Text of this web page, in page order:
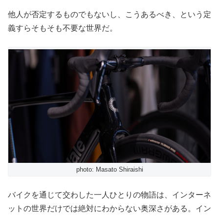
他人が否定するものでもないし、こうあるべき、という定
義すらそもそも不要な世界だ。
photo: Masato Shiraishi
バイクを通じて交わした一人ひとりの物語は、インターネ
ットの世界だけでは絶対にわからない奥深さがある。イン